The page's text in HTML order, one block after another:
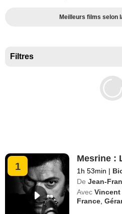
Meilleurs films selon
Filtres
1
Mesrine :
1h 53min |
De Jean-
Avec Vincent
France ,